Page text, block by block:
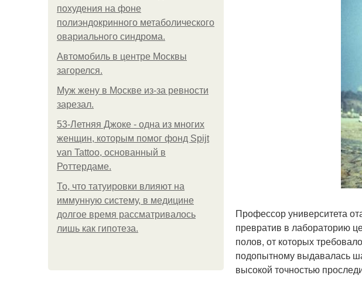
похудения на фоне
полиэндокринного метаболического
овариального синдрома.
Автомобиль в центре Москвы
загорелся.
Mуж жену в Москве из-за ревности
зарезал.
53-Летняя Джоке - одна из многих
женщин, которым помог фонд Spijt
van Tattoo, основанный в
Роттердаме.
То, что татуировки влияют на
иммунную систему, в медицине
долгое время рассматривалось
лишь как гипотеза.
Профессор университета
превратив в лабораторию
полов, от которых
подопытному выдавалась
высокой точностью